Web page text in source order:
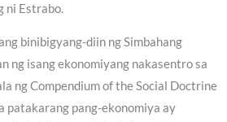
ni Estrabo.
binibigyang-diin ng Simbahang
ng isang ekonomiyang nakasentro sa
ng Compendium of the Social Doctrine
patakarang pang-ekonomiya ay